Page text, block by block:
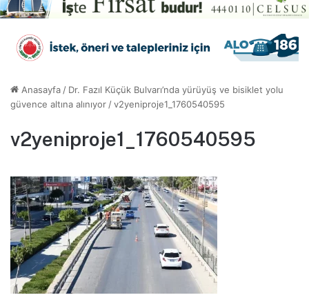
Anasayfa / Dr. Fazıl Küçük Bulvarı’nda yürüyüş ve bisiklet yolu
güvence altına alınıyor /v2yeniproje1_1760540595
v2yeniproje1_1760540595